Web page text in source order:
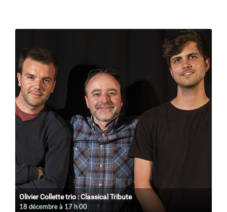
Olivier Collette trio : Classical Tribute
18 décembre à 17 h 00